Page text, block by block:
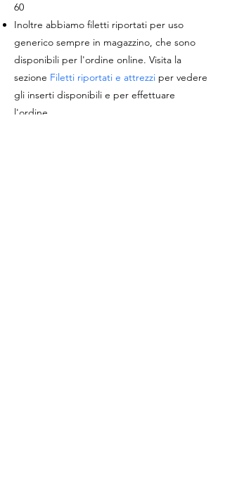
60
Inoltre abbiamo filetti riportati per uso
generico sempre in magazzino, che sono
disponibili per l'ordine online. Visita la
sezione Filetti riportati e attrezzi per vedere
gli inserti disponibili e per effettuare
l'ordine